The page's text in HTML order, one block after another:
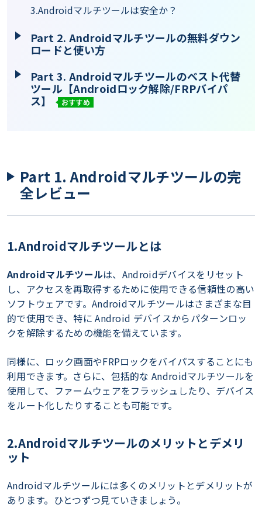
3.Androidマルチツールは安全か？
Part 2. Androidマルチツールの無料ダウン
ロードと使い方
Part 3. Androidマルチツールのベスト代替
ツール【Androidロック解除/FRPバイパ
ス】
おすすめ
Part 1. Androidマルチツールの完
全レビュー
1.Androidマルチツールとは
Androidマルチツールは、Androidデバイスをリセット
し、アクセスを再取得するために使用できる信頼性の高い
ソフトウェアです。Androidマルチツールはさまざまな目
的で使用でき、特に Android デバイスからパターンロッ
クを解除するための機能を備えています。
同様に、ロック画面やFRPロックをバイパスすることにも
利用できます。さらに、包括的な Androidマルチツールを
使用して、ファームウェアをフラッシュしたり、デバイス
をルート化したりすることも可能です。
2.Androidマルチツールのメリットとデメリ
ット
Androidマルチツールには多くのメリットとデメリットが
あります。ひとつずつ見ていきましょう。